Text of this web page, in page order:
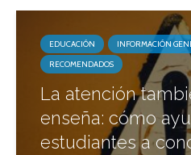
EDUCACIÓN
INFORMACIÓN
RECOMENDADOS
La atención
enseña: cómo
estudiantes a